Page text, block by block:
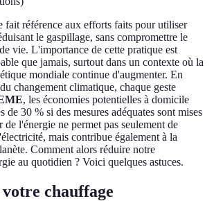
fait référence aux efforts faits pour utiliser
le gaspillage, sans compromettre le
vie. L'importance de cette pratique est
que jamais, surtout dans un contexte où la
mondiale continue d'augmenter. En
changement climatique, chaque geste
, les économies potentielles à domicile
de 30 % si des mesures adéquates sont mises
de l'énergie ne permet pas seulement de
mais contribue également à la
Comment alors réduire notre
au quotidien ? Voici quelques astuces.
chauffage